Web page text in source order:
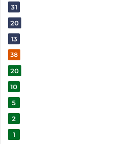
31
20
13
38
20
10
5
2
1